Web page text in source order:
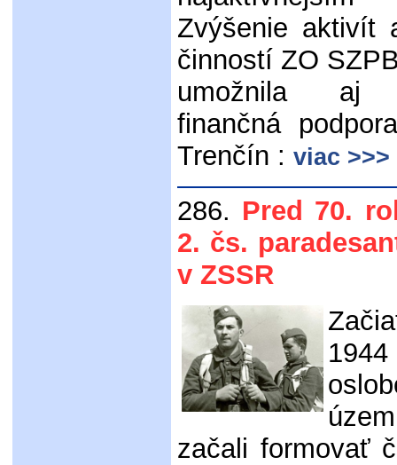
Zvýšenie aktivít
činností ZO
umožnila aj
finančná
Trenčín : viac >>>
286. Pred 70.
2. čs.
v ZSSR
začali formovať